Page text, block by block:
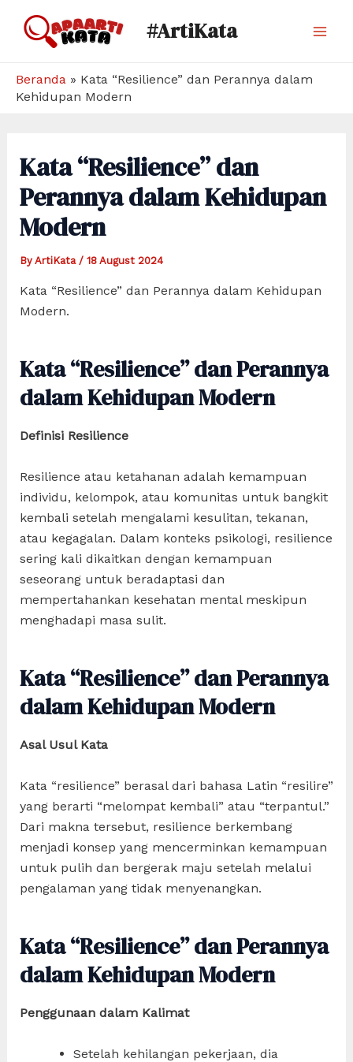
#ArtiKata
Beranda » Kata “Resilience” dan Perannya dalam
Kehidupan Modern
Kata “Resilience” dan
Perannya dalam Kehidupan
Modern
By ArtiKata / 18 August 2024
Kata “Resilience” dan Perannya dalam Kehidupan
Modern.
Kata “Resilience” dan Perannya
dalam Kehidupan Modern
Definisi Resilience
Resilience atau ketahanan adalah kemampuan
individu, kelompok, atau komunitas untuk bangkit
kembali setelah mengalami kesulitan, tekanan,
atau kegagalan. Dalam konteks psikologi, resilience
sering kali dikaitkan dengan kemampuan
seseorang untuk beradaptasi dan
mempertahankan kesehatan mental meskipun
menghadapi masa sulit.
Kata “Resilience” dan Perannya
dalam Kehidupan Modern
Asal Usul Kata
Kata “resilience” berasal dari bahasa Latin “resilire”
yang berarti “melompat kembali” atau “terpantul.”
Dari makna tersebut, resilience berkembang
menjadi konsep yang mencerminkan kemampuan
untuk pulih dan bergerak maju setelah melalui
pengalaman yang tidak menyenangkan.
Kata “Resilience” dan Perannya
dalam Kehidupan Modern
Penggunaan dalam Kalimat
Setelah kehilangan pekerjaan, dia